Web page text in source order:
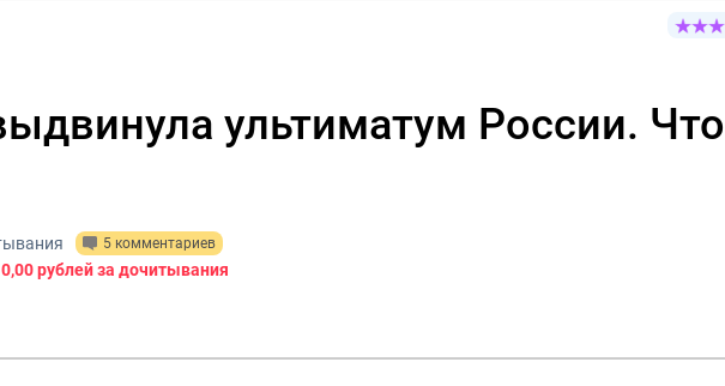
ультиматум России.
5 комментариев
рублейза дочитывания